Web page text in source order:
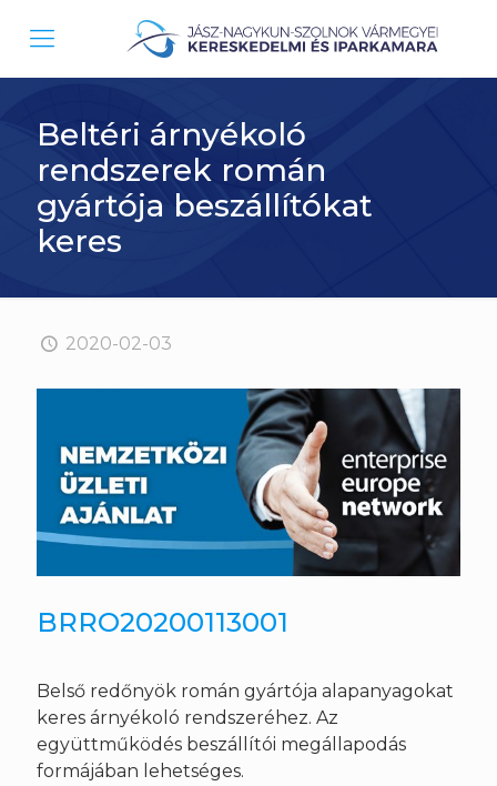
Beltéri árnyékoló
rendszerek román
gyártója beszállítókat
keres
2020-02-03
BRRO20200113001
Belső redőnyök román gyártója alapanyagokat
keres árnyékoló rendszeréhez. Az
együttműködés beszállítói megállapodás
formájában lehetséges.